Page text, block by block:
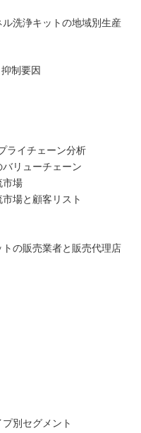
ル洗浄キットの地域別生産
制要因
ライチェーン分析
バリューチェーン
市場
場と顧客リスト
の販売業者と販売代理店
別セグメント